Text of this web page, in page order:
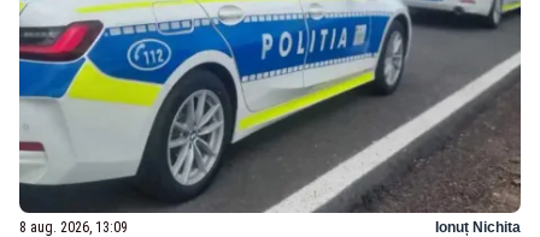
8 aug. 2026, 13:09 Ionuț Nichita